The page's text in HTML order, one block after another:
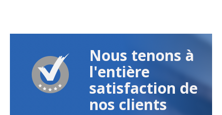
Nous tenons à
l'entière
satisfaction de
nos clients